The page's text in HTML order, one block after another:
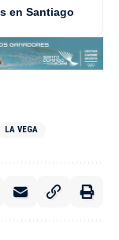
en Santiago
LA VEGA